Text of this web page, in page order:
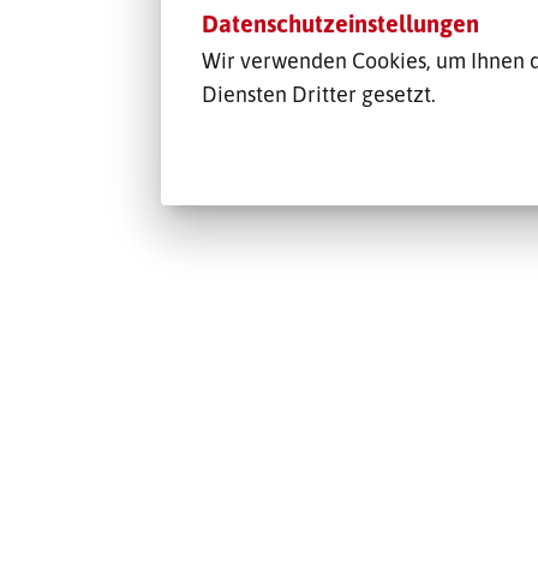
Datenschutzeinstellungen
Wir verwenden Cookies, um
Diensten Dritter gesetzt.